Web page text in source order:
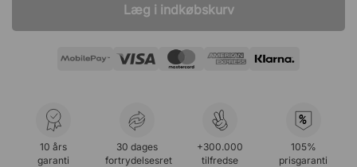
Læg i indkøbskurv
10 års
garanti
30 dages
fortrydelsesret
+300.000
tilfredse
%
105%
prisgaranti